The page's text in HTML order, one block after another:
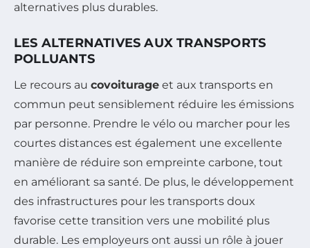
alternatives plus durables.
LES ALTERNATIVES AUX TRANSPORTS
POLLUANTS
Le recours au covoiturage et aux transports en
commun peut sensiblement réduire les émissions
par personne. Prendre le vélo ou marcher pour les
courtes distances est également une excellente
manière de réduire son empreinte carbone, tout
en améliorant sa santé. De plus, le développement
des infrastructures pour les transports doux
favorise cette transition vers une mobilité plus
durable. Les employeurs ont aussi un rôle à jouer